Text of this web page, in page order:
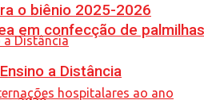
em confecção de
o biênio 2025-2026
a Distância